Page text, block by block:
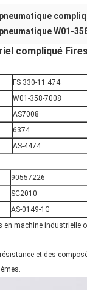
W01-
compliqué
FS 330-11 474
W01-358-7008
AS7008
6374
AS-4474
90557226
SC2010
AS-0149-1G
machine
et des